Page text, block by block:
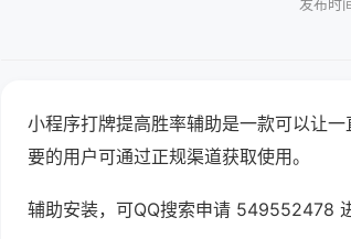
小程序打牌提高胜率辅助是一款可以让
要的用户可通过正规渠道获取使用。
辅助安装，可QQ搜索申请 549552478